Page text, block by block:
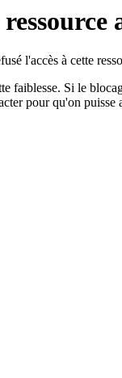
l'accès à cette
faiblesse. Si le
pour qu'on puisse